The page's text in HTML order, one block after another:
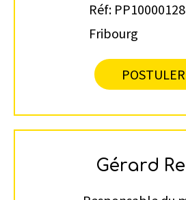
Réf:
Fribourg
POSTULER
Gérard